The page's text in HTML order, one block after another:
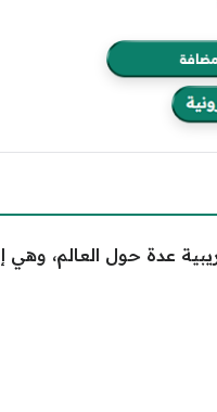
عدة حول العالم، وهي